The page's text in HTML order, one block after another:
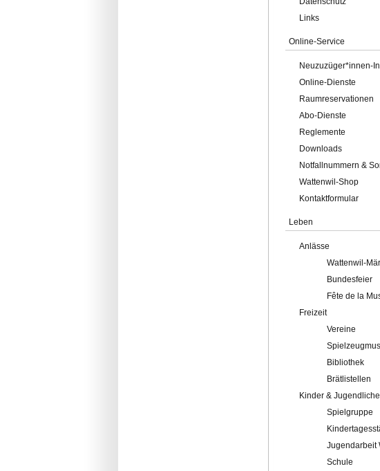
Links
Online-Service
Neuzuzüger*innen-
Online-Dienste
Raumreservationen
Abo-Dienste
Reglemente
Downloads
Notfallnummern &
Wattenwil-Shop
Kontaktformular
Leben
Anlässe
Wattenwil-
Bundesfeier
Fête de la
Freizeit
Vereine
Bibliothek
Brätlistellen
Kinder & Jugendliche
Spielgruppe
Jugendarbeit
Schule